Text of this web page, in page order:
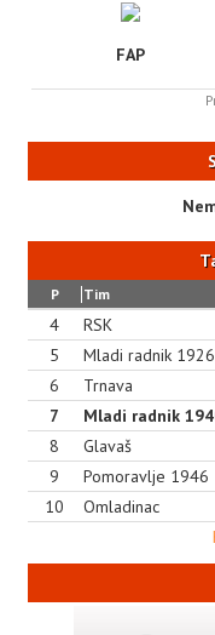
FAP
P Tim
4 RSK
5
Mladi radnik 1926
6
Trnava
7
Mladi radnik
8
Glavaš
9
Pomoravlje 1946
10
Omladinac